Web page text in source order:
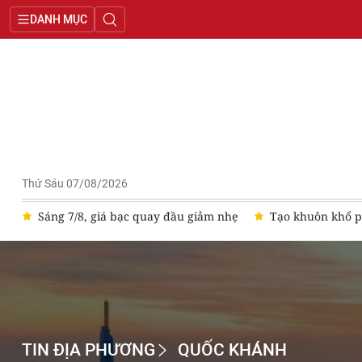
DANH MỤC
Thứ Sáu 07/08/2026
Sáng 7/8, giá bạc quay đầu giảm nhẹ Tạo khuôn khổ
TIN ĐỊA PHƯƠNG QUỐC KHÁNH